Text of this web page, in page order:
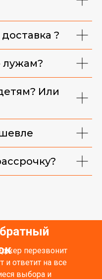
?
лужам?
Или
перезвонит
и ответит на все
выбора и